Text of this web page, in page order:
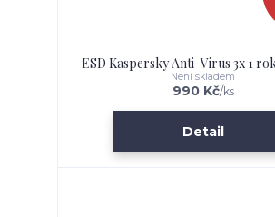
ESD Kaspersky Anti-Virus 3x 1
990 Kč/ks
Není skladem
Detail